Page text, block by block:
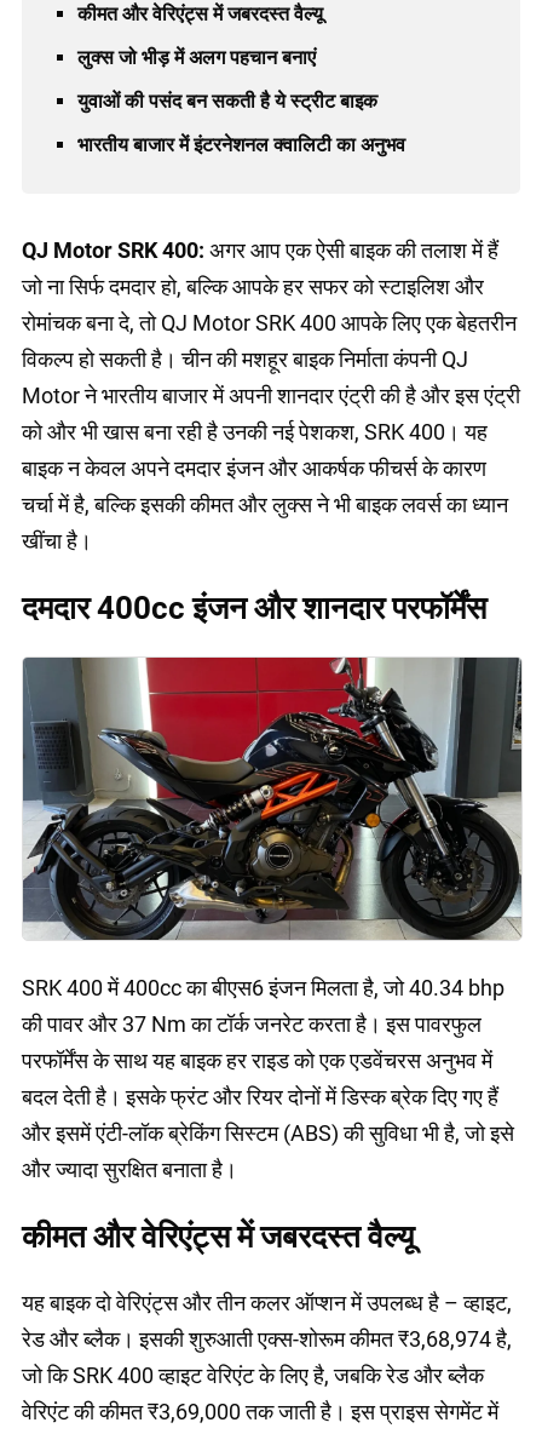
कीमत और वेरिएंट्स में जबरदस्त वैल्यू
लुक्स जो भीड़ में अलग पहचान बनाएं
युवाओं की पसंद बन सकती है ये स्ट्रीट बाइक
भारतीय बाजार में इंटरनेशनल क्वालिटी का अनुभव
QJ Motor SRK 400: अगर आप एक ऐसी बाइक की तलाश में हैं
जो ना सिर्फ दमदार हो, बल्कि आपके हर सफर को स्टाइलिश और
रोमांचक बना दे, तो QJ Motor SRK 400 आपके लिए एक बेहतरीन
विकल्प हो सकती है। चीन की मशहूर बाइक निर्माता कंपनी QJ
Motor ने भारतीय बाजार में अपनी शानदार एंट्री की है और इस एंट्री
को और भी खास बना रही है उनकी नई पेशकश, SRK 400। यह
बाइक न केवल अपने दमदार इंजन और आकर्षक फीचर्स के कारण
चर्चा में है, बल्कि इसकी कीमत और लुक्स ने भी बाइक लवर्स का ध्यान
खींचा है।
दमदार 400cc इंजन और शानदार परफॉर्मेंस
SRK 400 में 400cc का बीएस6 इंजन मिलता है, जो 40.34 bhp
की पावर और 37 Nm का टॉर्क जनरेट करता है। इस पावरफुल
परफॉर्मेंस के साथ यह बाइक हर राइड को एक एडवेंचरस अनुभव में
बदल देती है। इसके फ्रंट और रियर दोनों में डिस्क ब्रेक दिए गए हैं
और इसमें एंटी-लॉक ब्रेकिंग सिस्टम (ABS) की सुविधा भी है, जो इसे
और ज्यादा सुरक्षित बनाता है।
कीमत और वेरिएंट्स में जबरदस्त वैल्यू
यह बाइक दो वेरिएंट्स और तीन कलर ऑप्शन में उपलब्ध है – व्हाइट,
रेड और ब्लैक। इसकी शुरुआती एक्स-शोरूम कीमत ₹3,68,974 है,
जो कि SRK 400 व्हाइट वेरिएंट के लिए है, जबकि रेड और ब्लैक
वेरिएंट की कीमत ₹3,69,000 तक जाती है। इस प्राइस सेगमेंट में